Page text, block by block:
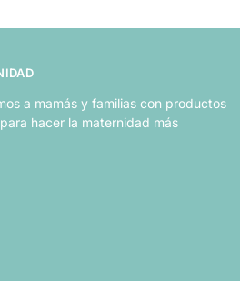
a mamás y familias con productos
hacer la maternidad más